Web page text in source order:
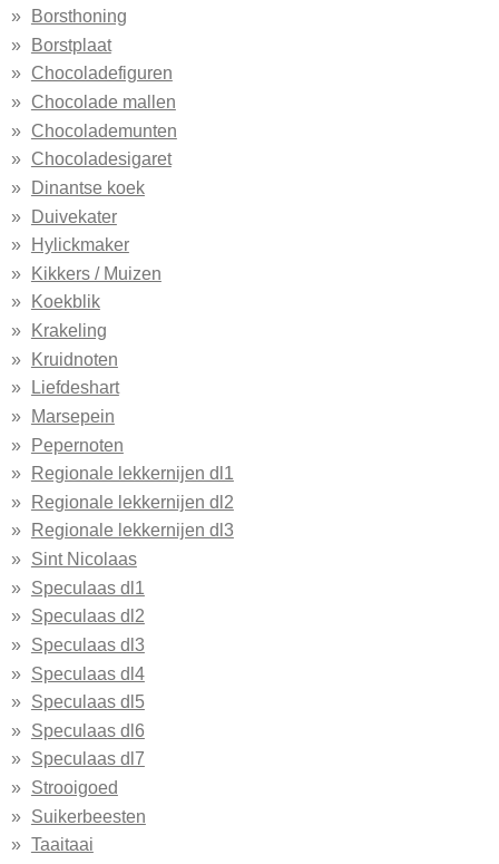
Borsthoning
Borstplaat
Chocoladefiguren
Chocolade mallen
Chocolademunten
Chocoladesigaret
Dinantse koek
Duivekater
Hylickmaker
Kikkers / Muizen
Koekblik
Krakeling
Kruidnoten
Liefdeshart
Marsepein
Pepernoten
Regionale lekkernijen dl1
Regionale lekkernijen dl2
Regionale lekkernijen dl3
Sint Nicolaas
Speculaas dl1
Speculaas dl2
Speculaas dl3
Speculaas dl4
Speculaas dl5
Speculaas dl6
Speculaas dl7
Strooigoed
Suikerbeesten
Taaitaai